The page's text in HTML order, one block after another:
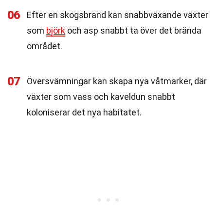
06
Efter en skogsbrand kan snabbväxande växter
som björk och asp snabbt ta över det brända
området.
07
Översvämningar kan skapa nya våtmarker, där
växter som vass och kaveldun snabbt
koloniserar det nya habitatet.